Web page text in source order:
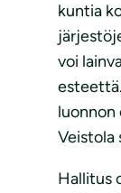
kuntia
voi
luonnon
Veistola
Hallitus